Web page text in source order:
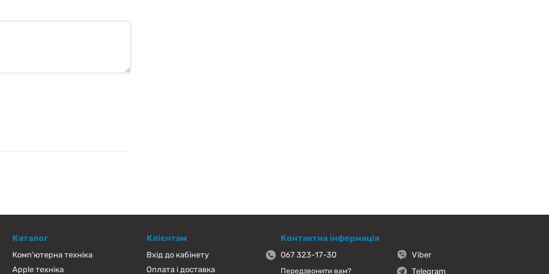
Каталог
Комп'ютерна техніка
Apple техніка
Клієнтам
Вхід до кабінету
Оплата і доставка
Контактна інформація
067 323-17-30
Передзвонити вам?
Viber
Telegram